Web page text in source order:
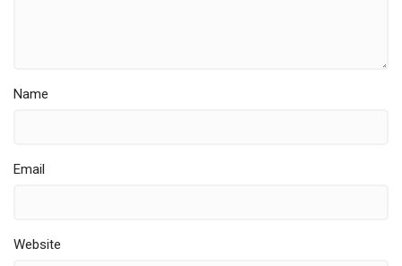
Name
Email
Website